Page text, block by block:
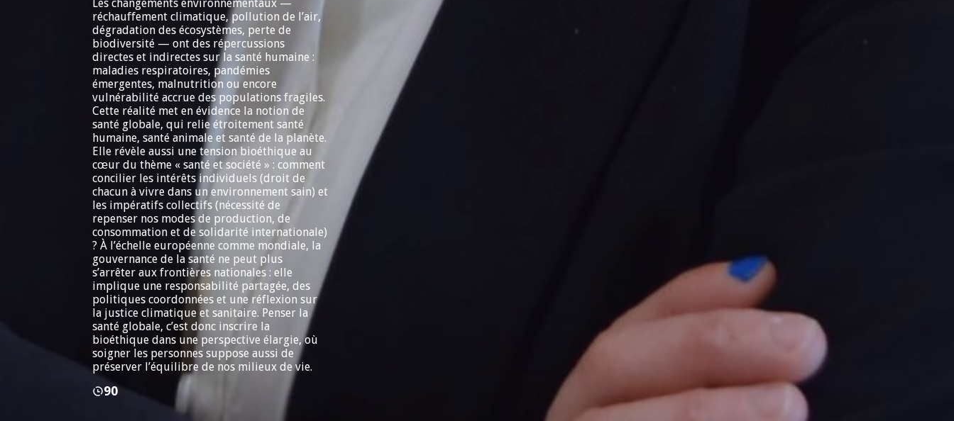
Les changements environnementaux —
réchauffement climatique, pollution de l’air,
dégradation des écosystèmes, perte de
biodiversité — ont des répercussions
directes et indirectes sur la santé humaine :
maladies respiratoires, pandémies
émergentes, malnutrition ou encore
vulnérabilité accrue des populations fragiles.
Cette réalité met en évidence la notion de
santé globale, qui relie étroitement santé
humaine, santé animale et santé de la planète.
Elle révèle aussi une tension bioéthique au
cœur du thème « santé et société » : comment
concilier les intérêts individuels (droit de
chacun à vivre dans un environnement sain) et
les impératifs collectifs (nécessité de
repenser nos modes de production, de
consommation et de solidarité internationale)
? À l’échelle européenne comme mondiale, la
gouvernance de la santé ne peut plus
s’arrêter aux frontières nationales : elle
implique une responsabilité partagée, des
politiques coordonnées et une réflexion sur
la justice climatique et sanitaire. Penser la
santé globale, c’est donc inscrire la
bioéthique dans une perspective élargie, où
soigner les personnes suppose aussi de
préserver l’équilibre de nos milieux de vie.
90